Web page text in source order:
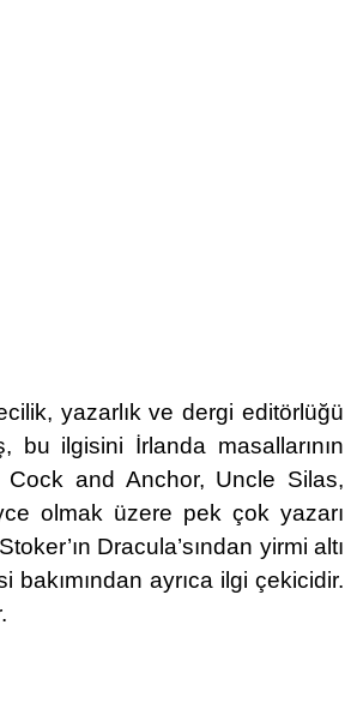
yazarlık ve dergi editörlüğü
bu ilgisini İrlanda masallarının
Cock and Anchor, Uncle Silas,
olmak üzere pek çok yazarı
Dracula’sından yirmi altı
ayrıca ilgi çekicidir.